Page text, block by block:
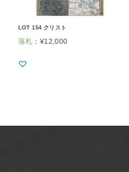
LOT 154 クリスト
落札 ： ¥12,000